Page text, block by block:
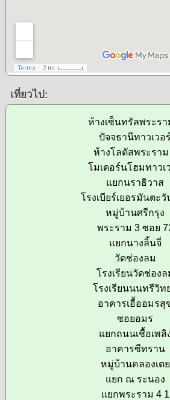
เที่ยวไป:
ห้างเซ็นทรัลพระรา
ปัจจธานีทาวเวอร์
ห้างโลตัสพระราม
โมเดอร์นโฮมทาวเ
แยกนราธิวาส
โรงเบียร์เยอรมันตะวั
หมู่บ้านศรีกรุง
พระราม 3 ซอย
แยกนางลิ้นจี่
วัดช่องลม
โรงเรียนวัดช่องล
โรงเรียนนนทรีวิท
อาคารเอื้ออมรสุ
ซอยอมร
แยกถนนเชื้อเพลิ
อาคารซีทราน
หมู่บ้านคลองเตย
แยก ณ ระนอง
แยกพระราม 4 1